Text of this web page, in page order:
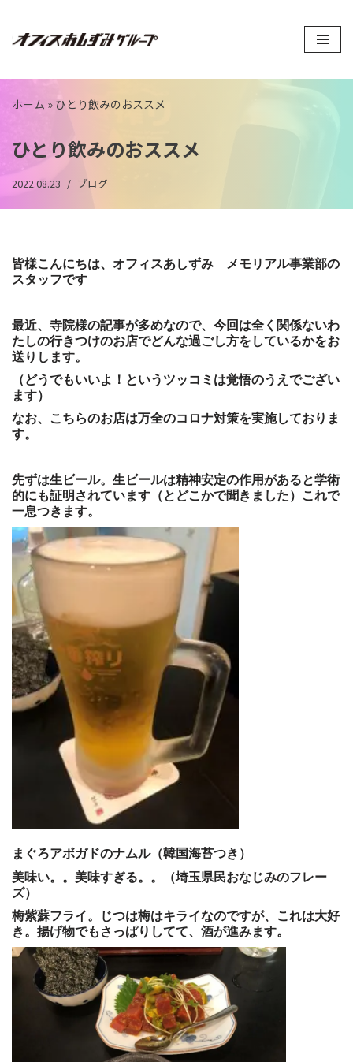
コ
テ
ン
へ
ス
キ
ホーム » ひとり飲みのおススメ
ひとり飲みのおススメ
2022.08.23 ブログ
皆様こんにちは、オフィスあしずみ メモリアル事業部の
スタッフです
最近、寺院様の記事が多めなので、今回は全く関係ないわ
たしの行きつけのお店でどんな過ごし方をしているかをお
送りします。
（どうでもいいよ！というツッコミは覚悟のうえでござい
ます）
なお、こちらのお店は万全のコロナ対策を実施しておりま
す。
先ずは生ビール。生ビールは精神安定の作用があると学術
的にも証明されています（とどこかで聞きました）これで
一息つきます。
まぐろアボガドのナムル（韓国海苔つき）
美味い。。美味すぎる。。（埼玉県民おなじみのフレー
ズ）
梅紫蘇フライ。じつは梅はキライなのですが、これは大好
き。揚げ物でもさっぱりしてて、酒が進みます。